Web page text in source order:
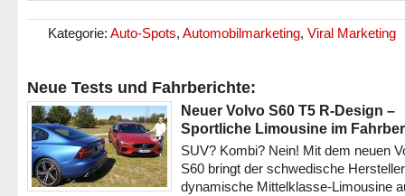
Kategorie: Auto-Spots, Automobilmarketing, Viral Marketing
Neue Tests und Fahrberichte:
Neuer Volvo S60 T5 R-Design –
Sportliche Limousine im
SUV? Kombi? Nein! Mit dem neuen
S60 bringt der schwedische
dynamische Mittelklasse-Limousine